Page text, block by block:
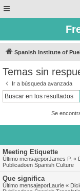
Spanish Institute of
Temas sin
Ir a búsqueda avanzada
Se
Meeting Etiquette
Último mensajeporJames P. «
Publicadoen Spanish Culture
Que significa
Último mensajeporLaurie «